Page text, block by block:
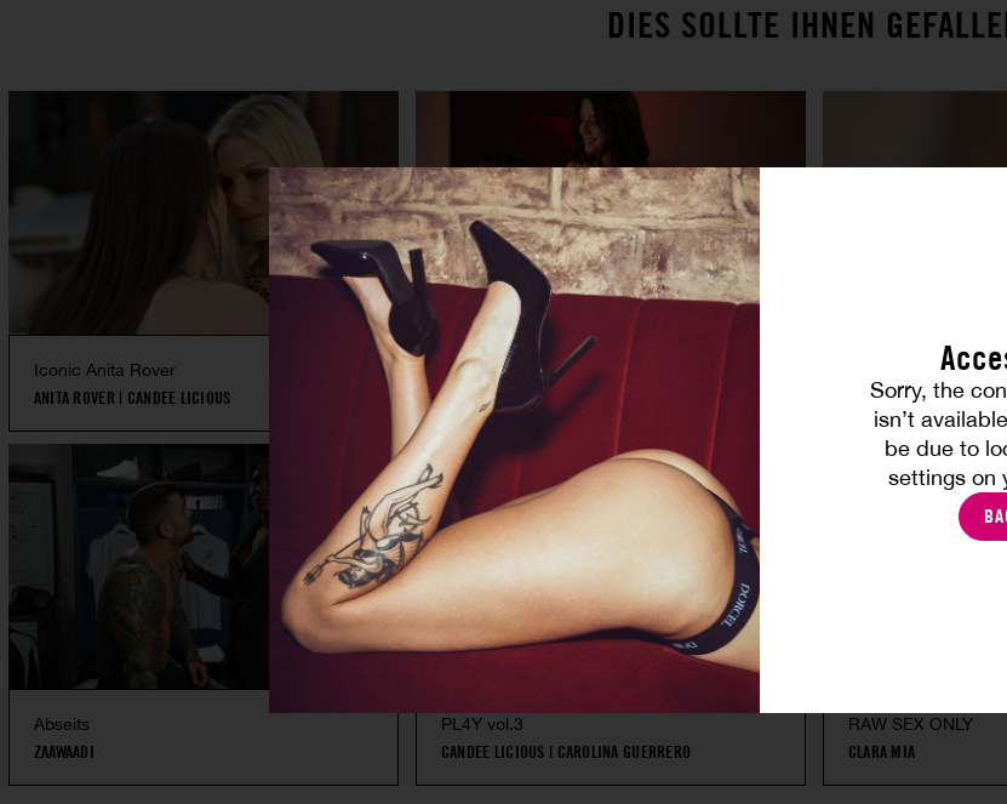
Sorry, the
isn’t
be due to
settings on
DIES SOLLTE IHNEN
Iconic Anita Rover
ANITA ROVER | CANDEE LICIOUS
M.I.L.F.S 2
VICKI CHASE
|SARAH ARABIC
CLAIRE CASTEL
Abseits
ZAAWAADI
PL4Y vol.3
CANDEE LICIOUS | CAROLINA GUERRERO
RAW SEX ONLY
CLARA MIA